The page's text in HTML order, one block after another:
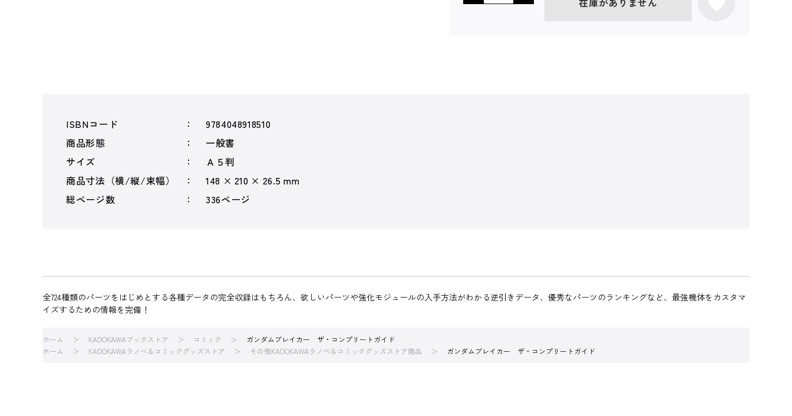
ISBNコード
9784048918510
商品形態
一般書
サイズ
Ａ５判
商品寸法（横/縦/束幅）
148 × 210 × 26.5 mm
総ページ数
336ページ
全724種類のパーツをはじめとする各種データの完全収録はもちろん、欲しいパーツや強化モジュールの入手方法がわかる逆引きデータ、優秀なパーツのランキングなど、最強機体をカスタマ
イズするための情報を完備！
ホーム KADOKAWAブックストア コミック
ガンダムブレイカー ザ・コンプリートガイド
ホーム
KADOKAWAラノベ＆コミックグッズストア その他KADOKAWAラノベ＆コミックグッズストア商品 ガンダムブレイカー ザ・コンプリートガイド